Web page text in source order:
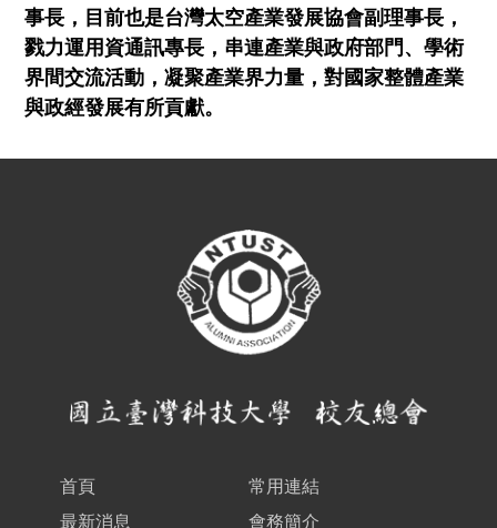
事長，目前也是台灣太空產業發展協會副理事長，
戮力運用資通訊專長，串連產業與政府部門、學術
界間交流活動，凝聚產業界力量，對國家整體產業
與政經發展有所貢獻。
首頁
常用連結
最新消息
會務簡介